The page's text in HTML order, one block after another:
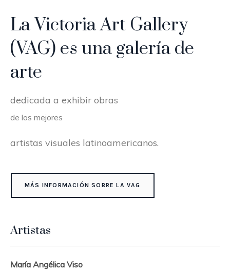
La Victoria Art Gallery
(VAG) es una galería de
arte
dedicada a exhibir obras
de los mejores
artistas visuales latinoamericanos.
MÁS INFORMACIÓN SOBRE LA VAG
Artistas
María Angélica Viso